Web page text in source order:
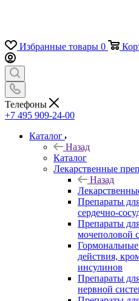
Избранные товары 0
Телефоны
+7 495 909-24-00
Каталог
Назад
Каталог
Лекарственные
Назад
Препараты
сердечно-
Препараты
мочеполовой
действия,
инсулинов
Препараты
нервной